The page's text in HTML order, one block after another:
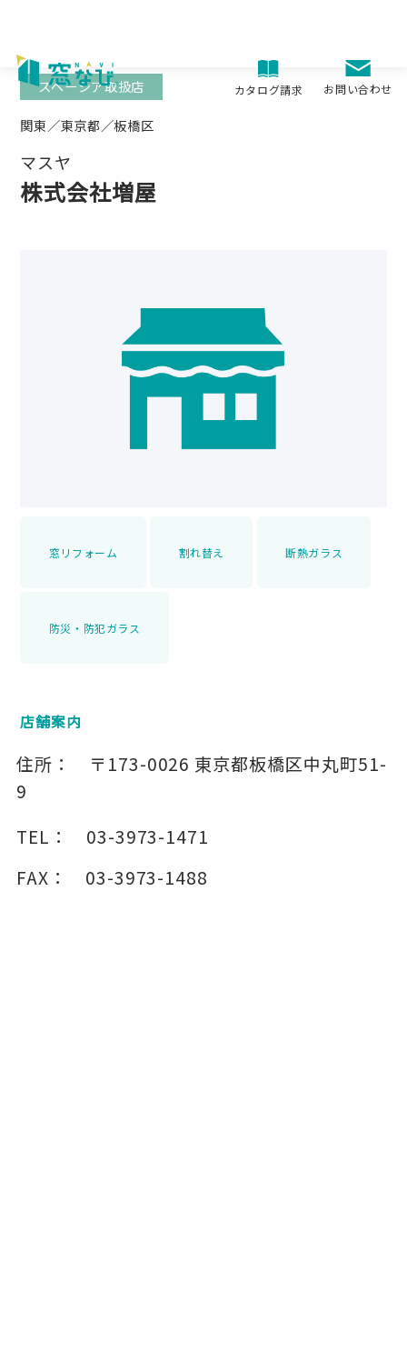
content
カタログ請求 お問い合わせ
関東／東京都／板橋区
マスヤ
株式会社増屋
スペーシア取扱店
窓リフォーム 割れ替え 断熱ガラス
防災・防犯ガラス
店舗案内
住所： 〒173-0026 東京都板橋区中丸町51-
9
TEL：
03-3973-1471
FAX：
03-3973-1488